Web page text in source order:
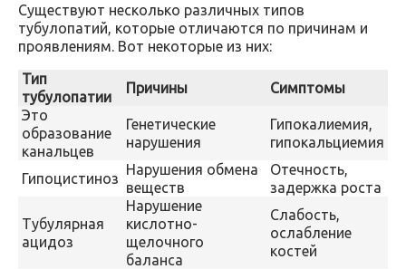
Существуют несколько различных типов
тубулопатий, которые отличаются по причинам и
проявлениям. Вот некоторые из них:
Тип
тубулопатии
Причины
Симптомы
Это
образование
канальцев
Генетические
нарушения
Гипокалиемия,
гипокальциемия
Гипоцистиноз
Нарушения обмена
веществ
Отечность,
задержка роста
Тубулярная
ацидоз
Нарушение
кислотно-
щелочного
баланса
Слабость,
ослабление
костей